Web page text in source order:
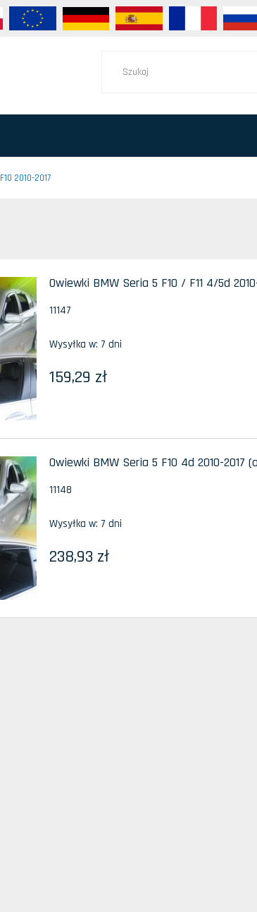
F10 2010-2017
Owiewki BMW Seria 5 F10 / F11 4/5d
11147
Wysyłka w: 7 dni
159,29 zł
Owiewki BMW Seria 5 F10 4d 2010-
11148
Wysyłka w: 7 dni
238,93 zł